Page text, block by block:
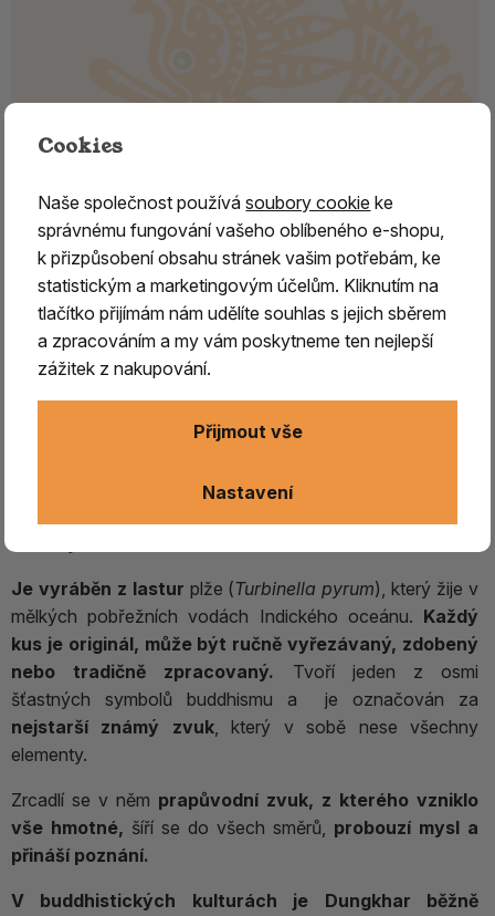
Rituální mušle - DUNGKHAR velký,
s rytými motivy Buddhy
Dungkhar – v sanskrtu nazývaný
vysoce spirituální a rituální předmět,
praktikách, jeho používánísahá do období před vznikem
Je vyráběn z lastur plže (Turbinella pyrum), který žije v
mělkých pobřežních vodách Indického oceánu. Každý
kus je originál, může být ručně vyřezávaný, zdobený
nebo tradičně zpracovaný. Tvoří jeden z osmi
šťastných symbolů buddhismu a je označován za
nejstarší známý zvuk, který v sobě nese všechny
elementy.
Zrcadlí se v něm prapůvodní zvuk, z kterého vzniklo
vše hmotné, šíří se do všech směrů, probouzí mysl a
přináší poznání.
V buddhistických kulturách je Dungkhar běžně
Cookies
Naše společnost používásoubory cookie ke
správnému fungování vašeho oblíbeného e-shopu,
k přizpůsobení obsahu stránek vašim potřebám, ke
statistickým a marketingovým účelům. Kliknutím na
tlačítko přijímám nám udělíte souhlas s jejich sběrem
a zpracováním a my vám poskytneme ten nejlepší
zážitek z nakupování.
Nastavení
Přijmout vše